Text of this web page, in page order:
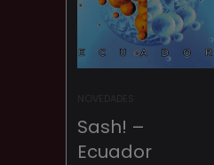
Sash! –
Ecuador